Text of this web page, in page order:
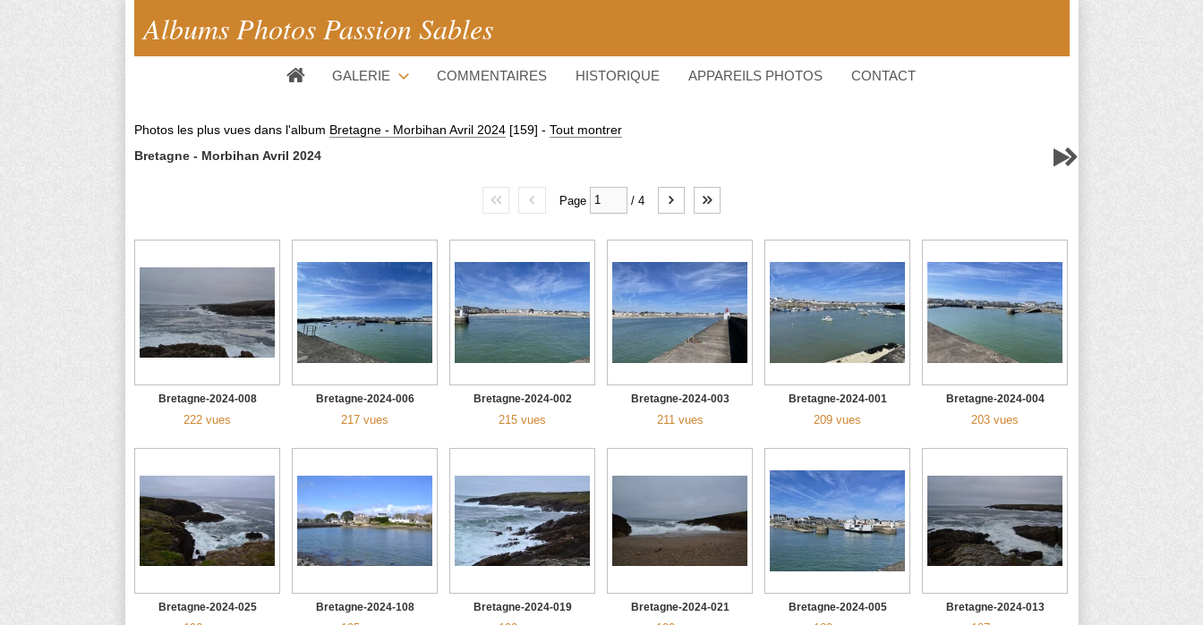
Albums Photos Passion Sables
GALERIE COMMENTAIRES HISTORIQUE APPAREILS PHOTOS CONTACT
Photos les plus vues dans l'album Bretagne - Morbihan Avril 2024 [159] - Tout montrer
Bretagne - Morbihan Avril 2024

Page / 4
Bretagne-2024-008
222 vues
Bretagne-2024-006
217 vues
Bretagne-2024-002
215 vues
Bretagne-2024-003
211 vues
Bretagne-2024-001
209 vues
Bretagne-2024-004
203 vues
Bretagne-2024-025 Bretagne-2024-108 Bretagne-2024-019 Bretagne-2024-021 Bretagne-2024-005 Bretagne-2024-013